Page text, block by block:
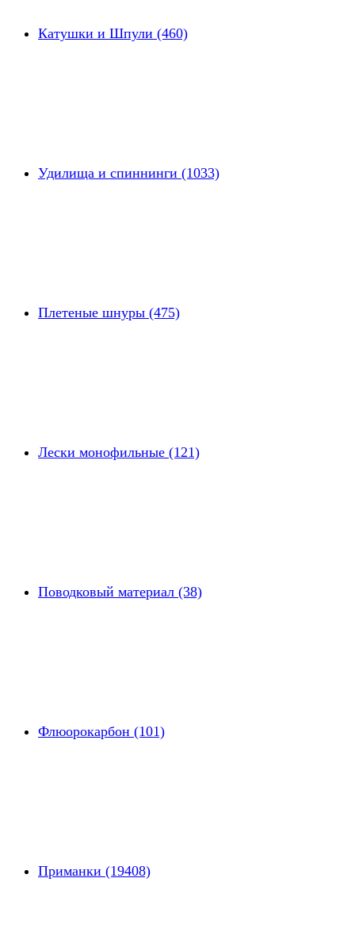
Катушки и Шпули (460)
Удилища и спиннинги (1033)
Плетеные шнуры (475)
Лески монофильные (121)
Поводковый материал (38)
Флюорокарбон (101)
Приманки (19408)